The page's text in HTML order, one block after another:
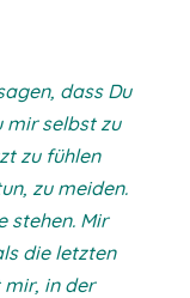
dass Du
mir selbst zu
zu fühlen
zu meiden.
stehen. Mir
die letzten
in der